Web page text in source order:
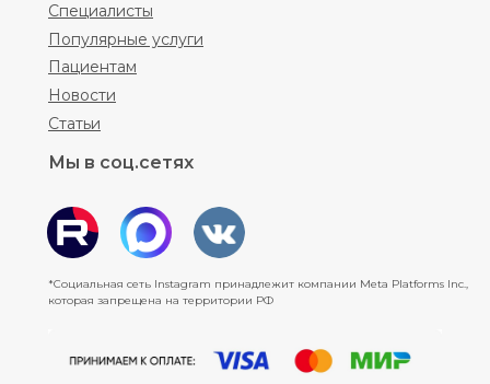
Мы в соц.сетях
Специалисты
Популярные услуги
Пациентам
Новости
Статьи
*Социальная сеть Instagram принадлежит компании Meta Platforms Inc.,
которая запрещена на территории РФ